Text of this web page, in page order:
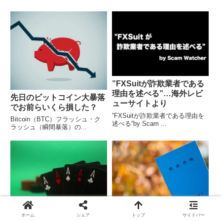
先日のビットコイン大暴落
でお前らいくら損した？
Bitcoin（BTC）フラッシュ・ク
ラッシュ（瞬間暴落）の...
”FXSuitが詐欺業者である
理由を述べる”…海外レビ
ューサイトより
”FXSuitが詐欺業者である理由を
述べる”by Scam ...
【カジノ法案大詰め】その
日本「すまん、年金は崩壊
ホーム シェア トップ サイドバー